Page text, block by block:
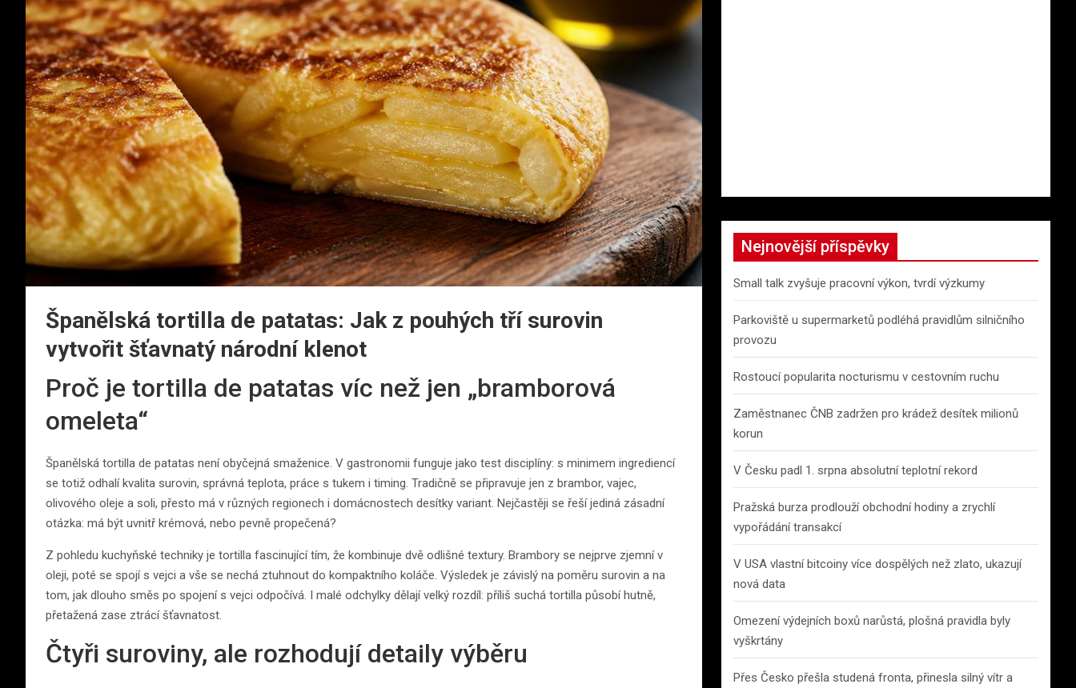
Španělská tortilla de patatas: Jak z pouhých tří surovin
vytvořit šťavnatý národní klenot
Proč je tortilla de patatas víc než jen „bramborová
omeleta“
Španělská tortilla de patatas není obyčejná smaženice. V gastronomii funguje jako test disciplíny: s minimem ingrediencí
se totiž odhalí kvalita surovin, správná teplota, práce s tukem i timing. Tradičně se připravuje jen z brambor, vajec,
olivového oleje a soli, přesto má v různých regionech i domácnostech desítky variant. Nejčastěji se řeší jediná zásadní
otázka: má být uvnitř krémová, nebo pevně propečená?
Z pohledu kuchyňské techniky je tortilla fascinující tím, že kombinuje dvě odlišné textury. Brambory se nejprve zjemní v
oleji, poté se spojí s vejci a vše se nechá ztuhnout do kompaktního koláče. Výsledek je závislý na poměru surovin a na
tom, jak dlouho směs po spojení s vejci odpočívá. I malé odchylky dělají velký rozdíl: příliš suchá tortilla působí hutně,
přetažená zase ztrácí šťavnatost.
Čtyři suroviny, ale rozhodují detaily výběru
Nejnovější příspěvky
Small talk zvyšuje pracovní výkon, tvrdí výzkumy
Parkoviště u supermarketů podléhá pravidlům silničního
provozu
Rostoucí popularita nocturismu v cestovním ruchu
Zaměstnanec ČNB zadržen pro krádež desítek milionů
korun
V Česku padl 1. srpna absolutní teplotní rekord
Pražská burza prodlouží obchodní hodiny a zrychlí
vypořádání transakcí
V USA vlastní bitcoiny více dospělých než zlato, ukazují
nová data
Omezení výdejních boxů narůstá, plošná pravidla byly
vyškrtány
Přes Česko přešla studená fronta, přinesla silný vítr a